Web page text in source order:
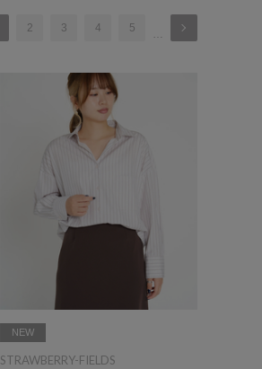
2 3 4 5 …
NEW
STRAWBERRY-FIELDS